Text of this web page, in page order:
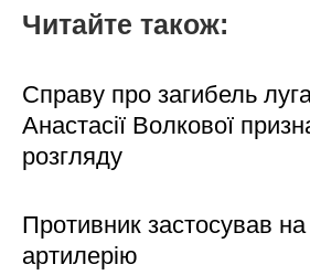
Читайте також:
Справу про загибель
Анастасії Волкової
розгляду
Противник застосував
артилерію